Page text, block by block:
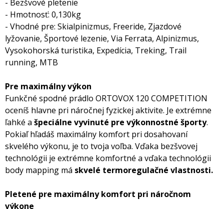
- Bezšvové pletenie
- Hmotnosť: 0,130kg
- Vhodné pre: Skialpinizmus, Freeride, Zjazdové
lyžovanie, Športové lezenie, Via Ferrata, Alpinizmus,
Vysokohorská turistika, Expedícia, Treking, Trail
running, MTB
Pre maximálny výkon
Funkčné spodné prádlo ORTOVOX 120 COMPETITION
oceníš hlavne pri náročnej fyzickej aktivite. Je extrémne
ľahké a špeciálne vyvinuté pre výkonnostné športy.
Pokiaľ hľadáš maximálny komfort pri dosahovaní
skvelého výkonu, je to tvoja voľba. Vďaka bezšvovej
technológii je extrémne komfortné a vďaka technológii
body mapping má skvelé termoregulačné vlastnosti.
Pletené pre maximálny komfort pri náročnom
výkone